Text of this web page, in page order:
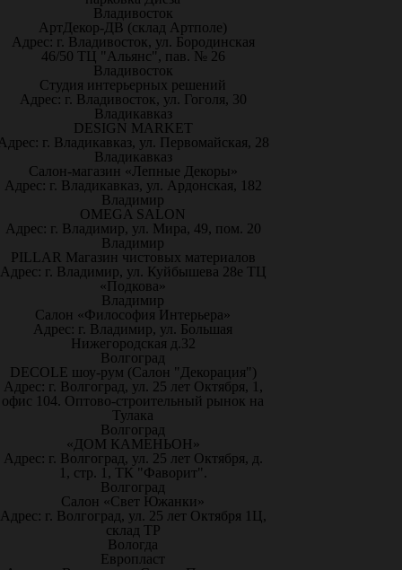
Владивосток
АртДекор-ДВ (склад Артполе)
Адрес: г. Владивосток, ул. Бородинская
46/50 ТЦ "Альянс", пав. № 26
Владивосток
Студия интерьерных решений
Адрес: г. Владивосток, ул. Гоголя, 30
Владикавказ
DESIGN MARKET
г. Владикавказ, ул. Первомайская, 28
Владикавказ
Салон-магазин «Лепные Декоры»
Адрес: г. Владикавказ, ул. Ардонская, 182
Владимир
OMEGA SALON
Адрес: г. Владимир, ул. Мира, 49, пом. 20
Владимир
PILLAR Магазин чистовых материалов
Адрес: г. Владимир, ул. Куйбышева 28е ТЦ
«Подкова»
Владимир
Салон «Философия Интерьера»
Адрес: г. Владимир, ул. Большая
Нижегородская д.32
Волгоград
DECOLE шоу-рум (Салон "Декорация")
Адрес: г. Волгоград, ул. 25 лет Октября, 1,
офис 104. Оптово-строительный рынок на
Тулака
Волгоград
«ДОМ КАМЕНЬОН»
Адрес: г. Волгоград, ул. 25 лет Октября, д.
1, стр. 1, ТК "Фаворит".
Волгоград
Салон «Свет Южанки»
Адрес: г. Волгоград, ул. 25 лет Октября 1Ц,
склад ТР
Вологда
Европласт